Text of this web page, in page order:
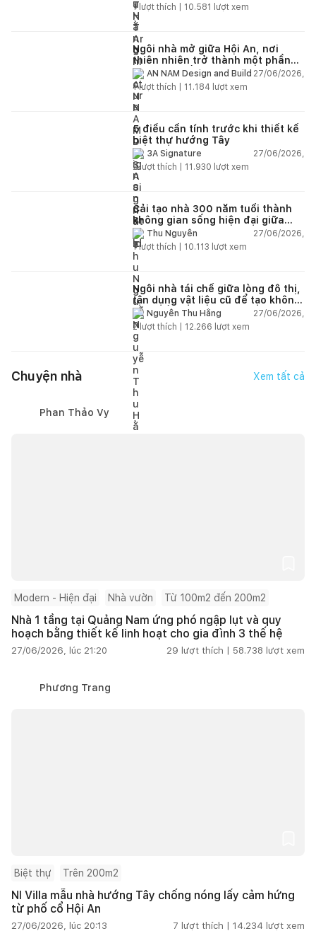
1lượt thích | 10.581 lượt xem
Ngôi nhà mở giữa Hội An, nơi
thiên nhiên trở thành một phần
của cuộc sống
AN NAM Design and Build 27/06/2026,
1lượt thích | 11.184 lượt xem
5 điều cần tính trước khi thiết kế
biệt thự hướng Tây
3A Signature
27/06/2026,
2lượt thích | 11.930 lượt xem
Cải tạo nhà 300 năm tuổi thành
không gian sống hiện đại giữa
thiên nhiên
Thu Nguyễn
27/06/2026,
1lượt thích | 10.113 lượt xem
Ngôi nhà tái chế giữa lòng đô thị,
tận dụng vật liệu cũ để tạo không
gian sống linh hoạt
Nguyễn Thu Hằng
27/06/2026,
2lượt thích | 12.266 lượt xem
Chuyện nhà Xem tất cả
Phan Thảo Vy
Modern - Hiện đại Nhà vườn Từ 100m2 đến 200m2
Nhà 1 tầng tại Quảng Nam ứng phó ngập lụt và quy
hoạch bằng thiết kế linh hoạt cho gia đình 3 thế hệ
27/06/2026, lúc 21:20 29 lượt thích | 58.738 lượt xem
Phương Trang
Biệt thự Trên 200m2
NI Villa mẫu nhà hướng Tây chống nóng lấy cảm hứng
từ phố cổ Hội An
27/06/2026, lúc 20:13 7 lượt thích | 14.234 lượt xem